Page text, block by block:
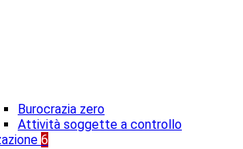
Burocrazia zero
Attività soggette a controllo
6